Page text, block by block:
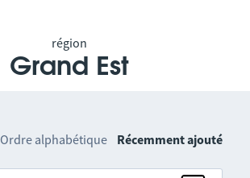
région
Grand Est
Ordre alphabétique Récemment ajouté